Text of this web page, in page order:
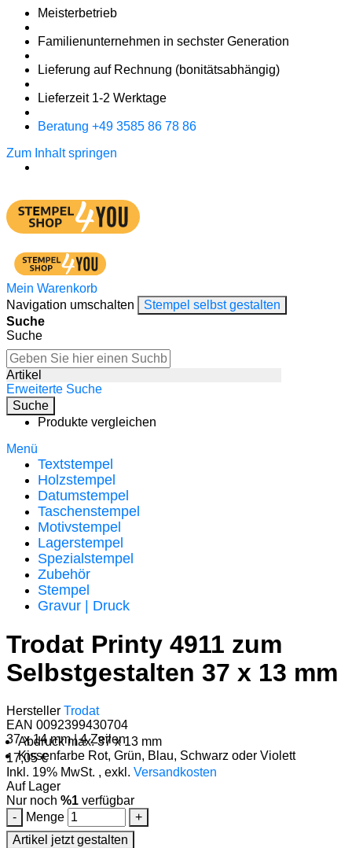
Meister­betrieb
Familien­unter­nehmen in sechster Gene­ration
Lieferung auf Rech­nung (bonitätsabhängig)
Liefer­zeit 1-2 Werk­tage
Bera­tung +49 3585 86 78 86
Zum Inhalt springen
Mein Warenkorb
Navigation umschalten
Stempel selbst gestalten
Suche
Suche
Artikel
Erweiterte Suche
Suche
Produkte vergleichen
Menü
Textstempel
Holzstempel
Datumstempel
Taschenstempel
Motivstempel
Lagerstempel
Spezialstempel
Zubehör
Stempel
Gravur | Druck
Trodat Printy 4911 zum
Selbstgestalten 37 x 13 mm
Hersteller Trodat
EAN 0092399430704
37 x 14 mm | 4 Zeilen
Abdruck max. 37 x 13 mm
Kissenfarbe Rot, Grün, Blau, Schwarz oder Violett
17,05 €
Inkl. 19% MwSt. , exkl. Versandkosten
Auf Lager
Nur noch %1 verfügbar
-
Menge
+
Artikel jetzt gestalten